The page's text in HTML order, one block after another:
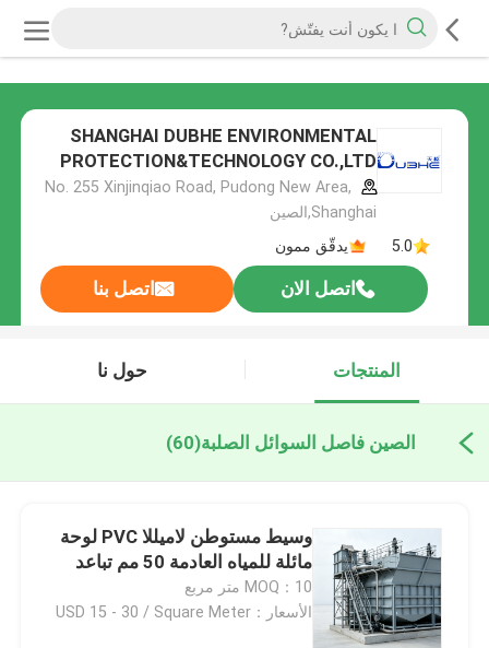
SHANGHAI DUBHE ENVIRONMENTAL
PROTECTION&TECHNOLOGY CO.,LTD
No. 255 Xinjinqiao Road, Pudong New Area,
Shanghai,الصين
5.0
يدقّق ممون
اتصل الان اتصل بنا
المنتجات حول نا
الصين فاصل السوائل الصلبة(60)
وسيط مستوطن لاميللا PVC لوحة
مائلة للمياه العادمة 50 مم تباعد
MOQ：10 متر مربع
الأسعار：USD 15 - 30 / Square Meter